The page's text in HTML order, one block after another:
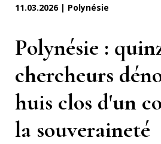
11.03.2026 | Polynésie
Polynésie :
chercheurs
huis clos d'un
la souveraineté